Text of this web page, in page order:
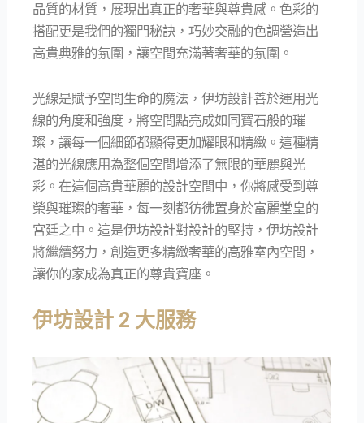
品質的材質，展現出真正的奢華與尊貴感。色彩的
搭配更是我們的獨門秘訣，巧妙交融的色調營造出
高貴典雅的氛圍，讓空間充滿著奢華的氛圍。
光線是賦予空間生命的魔法，伊坊設計善於運用光
線的角度和強度，將空間點亮成如同寶石般的璀
璨，讓每一個細節都顯得更加耀眼和精緻。這種精
湛的光線應用為整個空間增添了無限的華麗與光
彩。在這個高貴華麗的設計空間中，你將感受到尊
榮與璀璨的奢華，每一刻都彷彿置身於富麗堂皇的
宮廷之中。這是伊坊設計對設計的堅持，伊坊設計
將繼續努力，創造更多精緻奢華的高雅室內空間，
讓你的家成為真正的尊貴寶座。
伊坊設計 2 大服務